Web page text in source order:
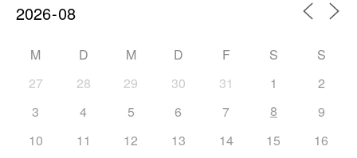
M D M D F S
S
27
28 29 30 31 1
2
3
4 5 6 7 8
9
10
11 12 13 14 15
16